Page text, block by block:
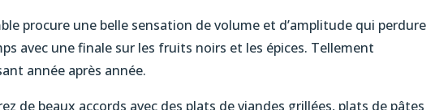
procure une belle sensation de volume et d’amplitude qui perdure
avec une finale sur les fruits noirs et les épices. Tellement
année après année.
de beaux accords avec des plats de viandes grillées, plats de pâtes